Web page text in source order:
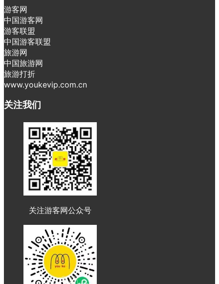
游客网
中国游客网
游客联盟
中国游客联盟
旅游网
中国旅游网
旅游打折
www.youkevip.com.cn
关注我们
关注游客网公众号